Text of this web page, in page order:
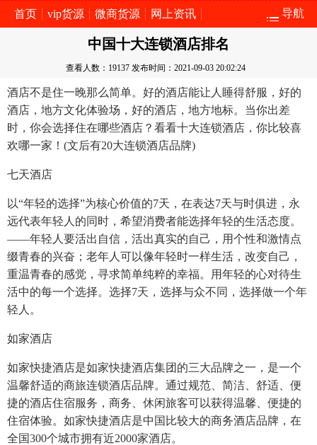
首页 vip货源 微商货源 网上资讯 导航
中国十大连锁酒店排名
查看人数：19137 发布时间：2021-09-03 20:02:24
酒店不是住一晚那么简单。好的酒店能让人睡得舒服，好的
酒店，地方文化体验场，好的酒店，地方地标。当你出差
时，你会选择住在哪些酒店？看看十大连锁酒店，你比较喜
欢哪一家！(文后有20大连锁酒店品牌)
七天酒店
以“年轻的选择”为核心价值的7天，在表达7天与时俱进，永
远代表年轻人的同时，希望消费者能选择年轻的生活态度。
——年轻人要活出自信，活出真实的自己，用个性和激情点
缀青春的兴奋；老年人可以像年轻时一样生活，改变自己，
重温青春的感觉，寻求简单纯粹的幸福。用年轻的心对待生
活中的每一个选择。选择7天，选择与众不同，选择做一个年
轻人。
如家酒店
如家快捷酒店是如家快捷酒店集团的三大品牌之一，是一个
温馨舒适的商旅连锁酒店品牌。通过规范、简洁、舒适、便
捷的酒店住宿服务，商务、休闲旅客可以获得温馨、便捷的
住宿体验。如家快捷酒店是中国比较大的商务酒店品牌，在
全国300个城市拥有近2000家酒店。